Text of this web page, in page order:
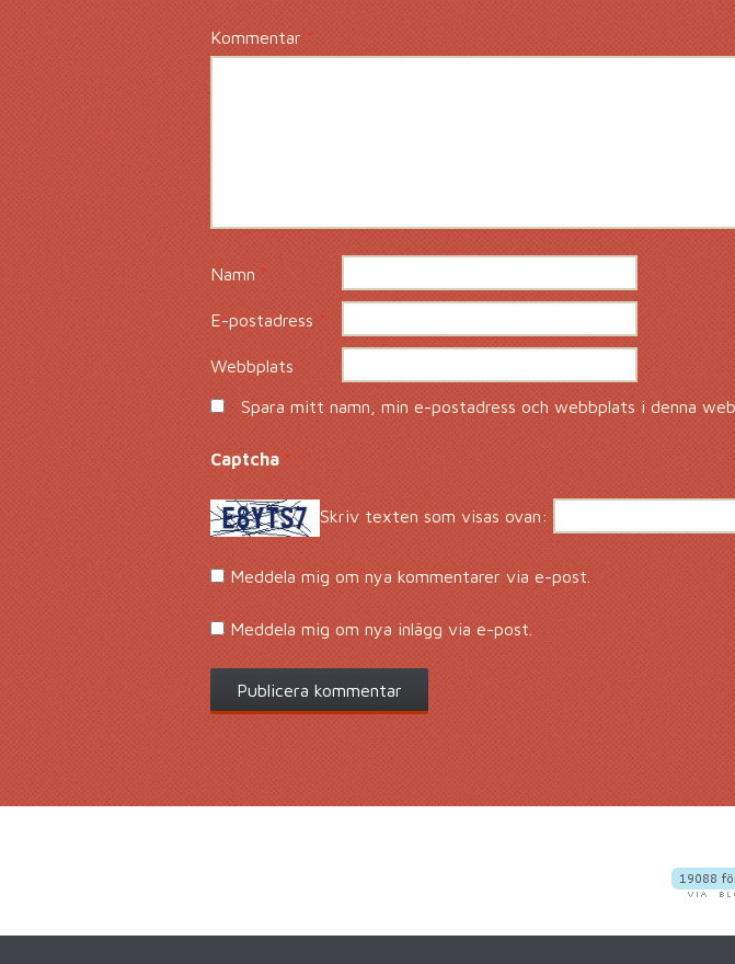
Kommentar*
Namn*
E-postadress*
Webbplats
Spara mitt namn, min e-postadress och webbplats i denna
Captcha*
Skriv texten som visas ovan:
Meddela mig om nya kommentarer via e-post.
Meddela mig om nya inlägg via e-post.